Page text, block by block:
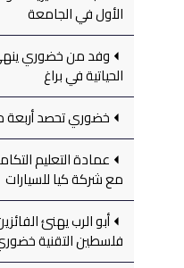
الأول في الجامعة
وفد من خضوري
الحياتية في براغ
خضوري تحصد
عمادة التعليم
مع شركة كيا للسيارات
أبو الرب يهنئ
فلسطين التقنية